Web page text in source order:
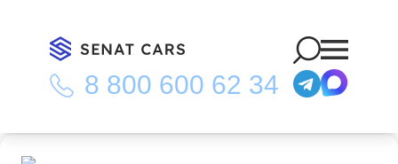
8 800 600 62 34
Главная Каталог/Hyundai Palisade Gasoline 3.8 Calligraphy
2WD